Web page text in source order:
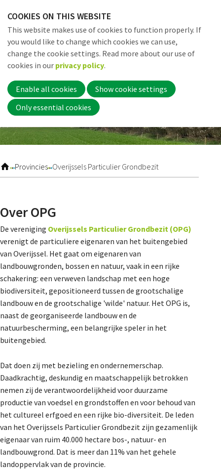
links
Jump
to
navigation
to
main
content
Provincies Overijssels Particulier Grondbezit
Over OPG
De vereniging Overijssels Particulier Grondbezit (OPG)
verenigt de particuliere eigenaren van het buitengebied
van Overijssel. Het gaat om eigenaren van
landbouwgronden, bossen en natuur, vaak in een rijke
schakering: een verweven landschap met een hoge
biodiversiteit, gepositioneerd tussen de grootschalige
landbouw en de grootschalige 'wilde' natuur. Het OPG is,
naast de georganiseerde landbouw en de
natuurbescherming, een belangrijke speler in het
buitengebied.
Dat doen zij met bezieling en ondernemerschap.
Daadkrachtig, deskundig en maatschappelijk betrokken
nemen zij de verantwoordelijkheid voor duurzame
productie van voedsel en grondstoffen en voor behoud van
het cultureel erfgoed en een rijke bio-diversiteit. De leden
van het Overijssels Particulier Grondbezit zijn gezamenlijk
eigenaar van ruim 40.000 hectare bos-, natuur- en
landbouwgrond. Dat is meer dan 11% van het gehele
landoppervlak van de provincie.
Home
About us
Lidmaatschap
Provincies
De Landeigenaar
Contact
COOKIES ON THIS WEBSITE
This website makes use of cookies to function properly. If
you would like to change which cookies we can use,
change the cookie settings. Read more about our use of
cookies in our privacy policy.
Enable all cookies
Show cookie settings
Only essential cookies